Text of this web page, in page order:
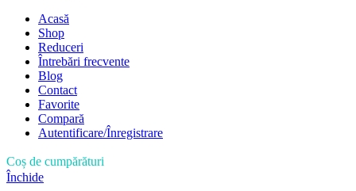
Acasă
Shop
Reduceri
Întrebări frecvente
Blog
Contact
Favorite
Compară
Autentificare/Înregistrare
Coș de cumpărături
Închide